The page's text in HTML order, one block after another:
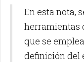
En esta nota,
herramientas
que se
definición del